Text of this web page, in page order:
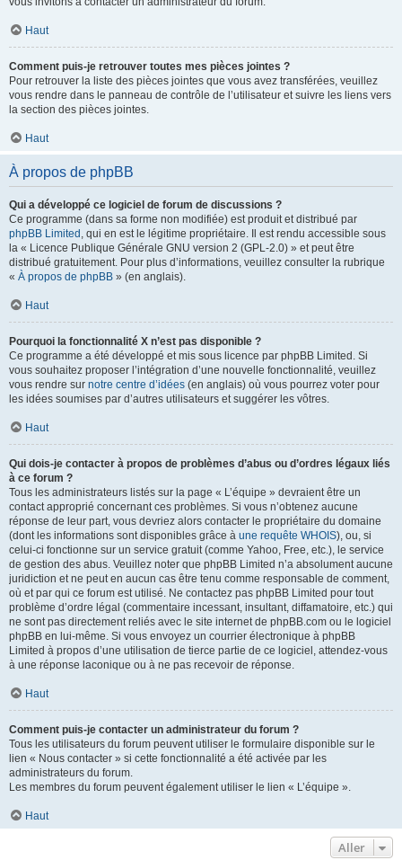
Haut
Comment puis-je retrouver toutes mes pièces jointes ?
Pour retrouver la liste des pièces jointes que vous avez transférées, veuillez
vous rendre dans le panneau de contrôle de l’utilisateur et suivre les liens vers
la section des pièces jointes.
Haut
À propos de phpBB
Qui a développé ce logiciel de forum de discussions ?
Ce programme (dans sa forme non modifiée) est produit et distribué par
phpBB Limited , qui en est le légitime propriétaire. Il est rendu accessible sous
la « Licence Publique Générale GNU version 2 (GPL-2.0) » et peut être
distribué gratuitement. Pour plus d’informations, veuillez consulter la rubrique
« À propos de phpBB » (en anglais).
Haut
Pourquoi la fonctionnalité X n’est pas disponible ?
Ce programme a été développé et mis sous licence par phpBB Limited. Si
vous souhaitez proposer l’intégration d’une nouvelle fonctionnalité, veuillez
vous rendre sur notre centre d’idées (en anglais) où vous pourrez voter pour
les idées soumises par d’autres utilisateurs et suggérer les vôtres.
Haut
Qui dois-je contacter à propos de problèmes d’abus ou d’ordres légaux liés
à ce forum ?
Tous les administrateurs listés sur la page « L’équipe » devraient être un
contact approprié concernant ces problèmes. Si vous n’obtenez aucune
réponse de leur part, vous devriez alors contacter le propriétaire du domaine
(dont les informations sont disponibles grâce à une requête WHOIS), ou, si
celui-ci fonctionne sur un service gratuit (comme Yahoo, Free, etc.), le service
de gestion des abus. Veuillez noter que phpBB Limited n’a absolument aucune
juridiction et ne peut en aucun cas être tenu comme responsable de comment,
où et par qui ce forum est utilisé. Ne contactez pas phpBB Limited pour tout
problème d’ordre légal (commentaire incessant, insultant, diffamatoire, etc.) qui
ne sont pas directement reliés avec le site internet de phpBB.com ou le logiciel
phpBB en lui-même. Si vous envoyez un courrier électronique à phpBB
Limited à propos d’une utilisation de tierce partie de ce logiciel, attendez-vous
à une réponse laconique ou à ne pas recevoir de réponse.
Haut
Comment puis-je contacter un administrateur du forum ?
Tous les utilisateurs du forum peuvent utiliser le formulaire disponible sur le
lien « Nous contacter » si cette fonctionnalité a été activée par les
administrateurs du forum.
Les membres du forum peuvent également utiliser le lien « L’équipe ».
Haut
Aller